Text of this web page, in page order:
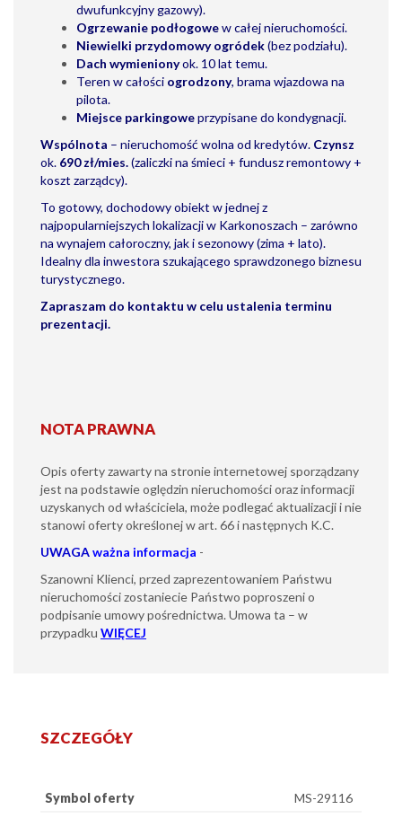
dwufunkcyjny gazowy).
Ogrzewanie podłogowew całej nieruchomości.
Niewielki przydomowy ogródek(bez podziału).
Dach wymienionyok. 10 lat temu.
Teren w całości ogrodzony, brama wjazdowa na
pilota.
Miejsce parkingoweprzypisane do kondygnacji.
Wspólnota – nieruchomość wolna od kredytów. Czynsz
ok. 690 zł/mies.(zaliczki na śmieci + fundusz remontowy +
koszt zarządcy).
To gotowy, dochodowy obiekt w jednej z
najpopularniejszych lokalizacji w Karkonoszach – zarówno
na wynajem całoroczny, jak i sezonowy (zima + lato).
Idealny dla inwestora szukającego sprawdzonego biznesu
turystycznego.
Zapraszam do kontaktu w celu ustalenia terminu
prezentacji.
NOTA PRAWNA
Opis oferty zawarty na stronie internetowej sporządzany
jest na podstawie oględzin nieruchomości oraz informacji
uzyskanych od właściciela, może podlegać aktualizacji i nie
stanowi oferty określonej w art. 66 i następnych K.C.
UWAGAważna informacja -
Szanowni Klienci, przed zaprezentowaniem Państwu
nieruchomości zostaniecie Państwo poproszeni o
podpisanie umowy pośrednictwa. Umowa ta – w
przypadku WIĘCEJ
SZCZEGÓŁY
Symbol oferty MS-29116